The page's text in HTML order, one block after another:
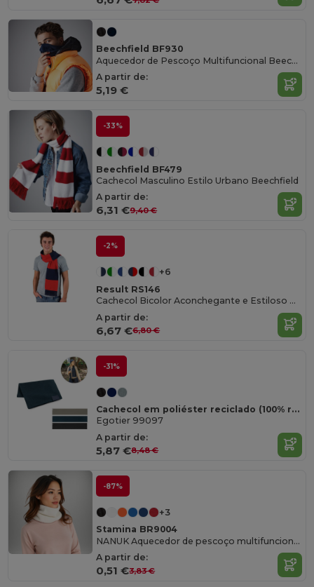
Beechfield BF930
Aquecedor de Pescoço Multifuncional Beechfield
A partir de:
5,19 €
-33%
Beechfield BF479
Cachecol Masculino Estilo Urbano Beechfield
A partir de:
6,31 €9,40 €
-2%
+6
Result RS146
Cachecol Bicolor Aconchegante e Estiloso RS146
A partir de:
6,67 €6,80 €
-31%
Cachecol em poliéster reciclado (100% rPET) com um detalhe costurado para personalização
Egotier 99097
A partir de:
5,87 €8,48 €
-87%
+3
Stamina BR9004
NANUK Aquecedor de pescoço multifuncional com corte reto e design tubular
A partir de:
0,51 €3,83 €